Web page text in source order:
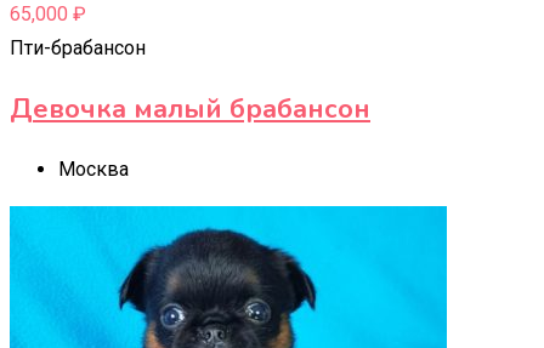
65,000 ₽
Пти-брабансон
Девочка малый брабансон
Москва